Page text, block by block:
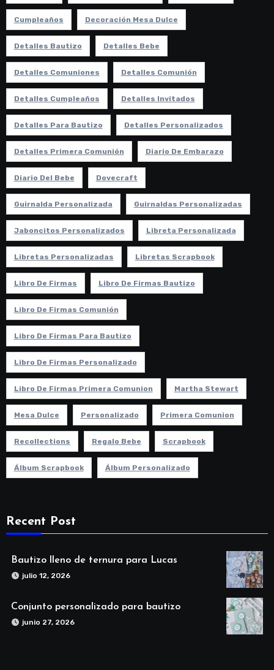
Cumpleaños Decoración Mesa Dulce
Detalles Bautizo Detalles Bebe
Detalles Comuniones Detalles Comunión
Detalles Cumpleaños Detalles Invitados
Detalles Para Bautizo Detalles Personalizados
Detalles Primera Comunión Diario De Embarazo
Diario Del Bebe Dovecraft
Guirnalda Personalizada Guirnaldas Personalizadas
Jaboncitos Personalizados Libreta Personalizada
Libretas Personalizadas Libretas Scrapbook
Libro De Firmas Libro De Firmas Bautizo
Libro De Firmas Comunión
Libro De Firmas Para Bautizo
Libro De Firmas Personalizado
Libro De Firmas Primera Comunion Martha Stewart
Mesa Dulce Personalizado Primera Comunion
Recollections Regalo Bebe Scrapbook
Álbum Scrapbook Álbum Personalizado
Recent Post
Bautizo lleno de ternura para Lucas
julio 12, 2026
Conjunto personalizado para bautizo
junio 27, 2026